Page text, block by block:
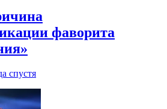
фаворита
спустя